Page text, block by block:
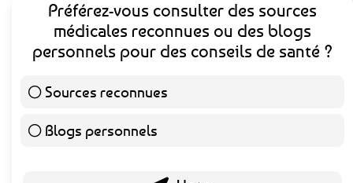
Préférez-vous consulter des sources
médicales reconnues ou des blogs
personnels pour des conseils de santé ?
Sources reconnues
Blogs personnels